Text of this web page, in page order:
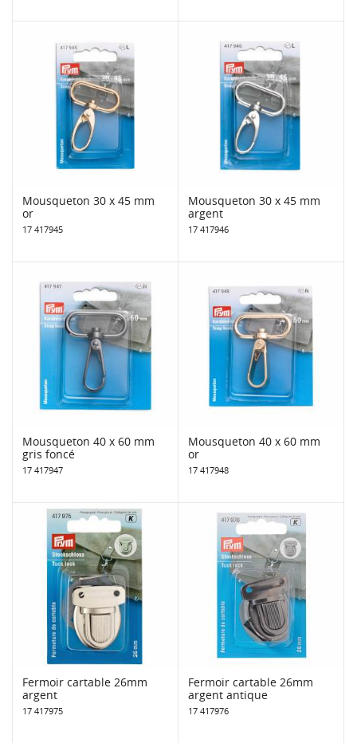
Mousqueton 30 x 45 mm
or
17 417945
Mousqueton 30 x 45 mm
argent
17 417946
Mousqueton 40 x 60 mm
gris foncé
17 417947
Mousqueton 40 x 60 mm
or
17 417948
Fermoir cartable 26mm
argent
17 417975
Fermoir cartable 26mm
argent antique
17 417976